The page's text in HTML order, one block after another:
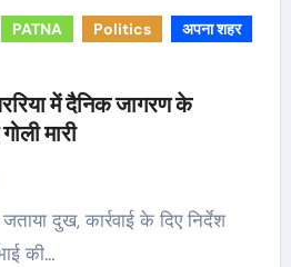
PATNA Politics
अपना शहर
में दैनिक जागरण के
मारी
की…